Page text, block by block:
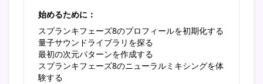
始めるために：
スプランキフェーズ8のプロフィールを初期化する
量子サウンドライブラリを探る
最初の次元パターンを作成する
スプランキフェーズ8のニューラルミキシングを体
験する